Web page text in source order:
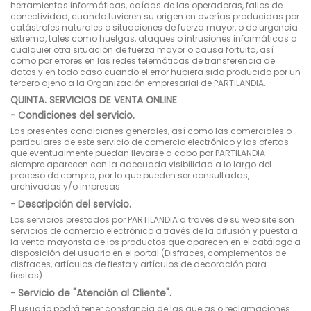
herramientas informáticas, caídas de las operadoras, fallos de
conectividad, cuando tuvieren su origen en averías producidas por
catástrofes naturales o situaciones de fuerza mayor, o de urgencia
extrema, tales como huelgas, ataques o intrusiones informáticas o
cualquier otra situación de fuerza mayor o causa fortuita, así
como por errores en las redes telemáticas de transferencia de
datos y en todo caso cuando el error hubiera sido producido por un
tercero ajeno a la Organización empresarial de PARTILANDIA.
QUINTA. SERVICIOS DE VENTA ONLINE
- Condiciones del servicio.
Las presentes condiciones generales, así como las comerciales o
particulares de este servicio de comercio electrónico y las ofertas
que eventualmente puedan llevarse a cabo por PARTILANDIA
siempre aparecen con la adecuada visibilidad a lo largo del
proceso de compra, por lo que pueden ser consultadas,
archivadas y/o impresas.
- Descripción del servicio.
Los servicios prestados por PARTILANDIA a través de su web site son
servicios de comercio electrónico a través de la difusión y puesta a
la venta mayorista de los productos que aparecen en el catálogo a
disposición del usuario en el portal (Disfraces, complementos de
disfraces, artículos de fiesta y artículos de decoración para
fiestas).
- Servicio de "Atención al Cliente".
El usuario podrá tener constancia de las quejas o reclamaciones